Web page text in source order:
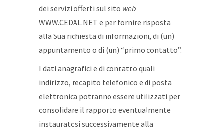
dei servizi offerti sul sito web
WWW.CEDAL.NET e per fornire risposta
alla Sua richiesta di informazioni, di (un)
appuntamento o di (un) “primo contatto”.
I dati anagrafici e di contatto quali
indirizzo, recapito telefonico e di posta
elettronica potranno essere utilizzati per
consolidare il rapporto eventualmente
instauratosi successivamente alla